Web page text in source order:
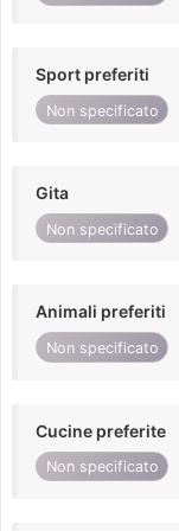
Sport preferiti
Non specificato
Gita
Non specificato
Animali preferiti
Non specificato
Cucine preferite
Non specificato